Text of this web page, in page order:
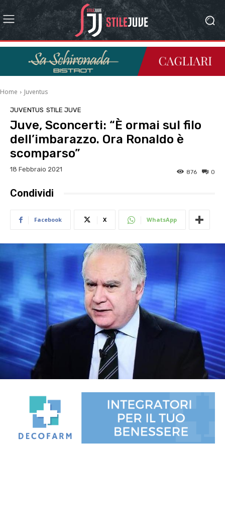
Home Juventus
JUVENTUS STILE JUVE
Juve, Sconcerti: “È ormai sul filo
dell’imbarazzo. Ora Ronaldo è
scomparso”
18 Febbraio 2021 0
876
Condividi
Facebook X WhatsApp